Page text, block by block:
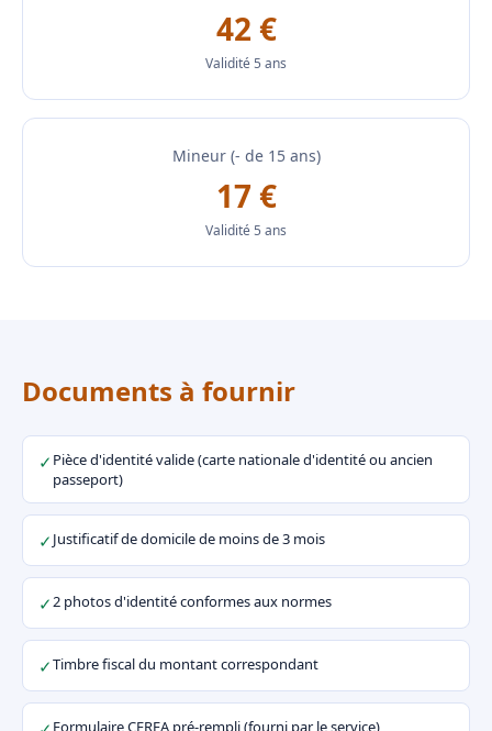
42 €
Validité 5 ans
Mineur (- de 15 ans)
17 €
Validité 5 ans
Documents à fournir
✓ Pièce d'identité valide (carte nationale d'identité ou ancien
passeport)
✓Justificatif de domicile de moins de 3 mois
✓2 photos d'identité conformes aux normes
✓Timbre fiscal du montant correspondant
Formulaire CERFA pré-rempli (fourni par le service)